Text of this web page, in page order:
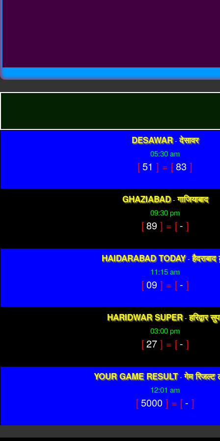
DESAWAR - देसावर
05:30 am
[51 ] = [83 ]
GHAZIABAD - गाजियाबाद
09:30 pm
[89 ] = [ - ]
HAIDARABAD TODAY -
11:15 am
[09 ] = [ - ]
HARIDWAR SUPER - हरिद्वार
03:00 pm
[27 ] = [ - ]
YOUR GAME RESULT - गेम रिजल्ट
12:01 am
[5000 ] = [ - ]